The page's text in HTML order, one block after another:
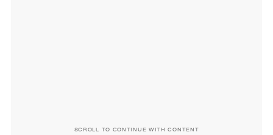
SCROLL TO CONTINUE WITH CONTENT